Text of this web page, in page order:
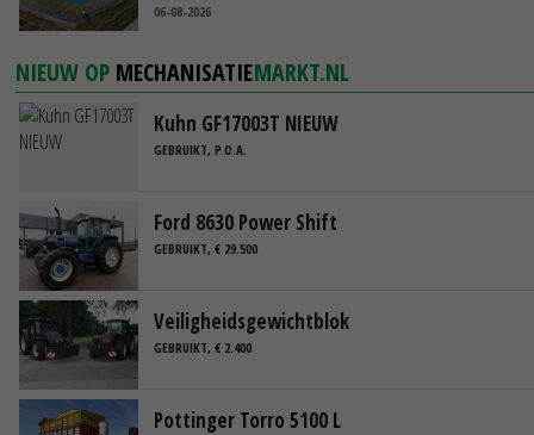
06-08-2026
NIEUW OP MECHANISATIEMARKT.NL
Kuhn GF17003T NIEUW
GEBRUIKT, P.O.A.
Ford 8630 Power Shift
GEBRUIKT, € 29.500
Veiligheidsgewichtblok
GEBRUIKT, € 2.400
Pottinger Torro 5100 L